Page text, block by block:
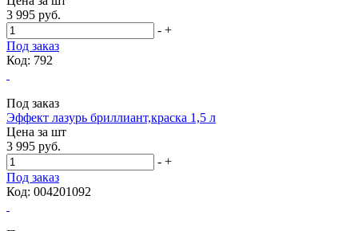
3 995 руб.
- +
Под заказ
Код: 792
Под заказ
Эффект лазурь бриллиант,краска 1,5 л
Цена за шт
3 995 руб.
- +
Под заказ
Код: 004201092